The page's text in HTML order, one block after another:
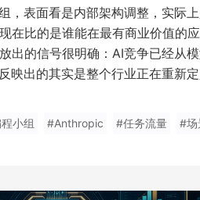
，表面看是内部架构调整，实际
在比的是谁能在最有商业价值的
出的信号很明确：AI竞争已经从
映出的其实是整个行业正在重
小组 #Anthropic #任务流量 #场